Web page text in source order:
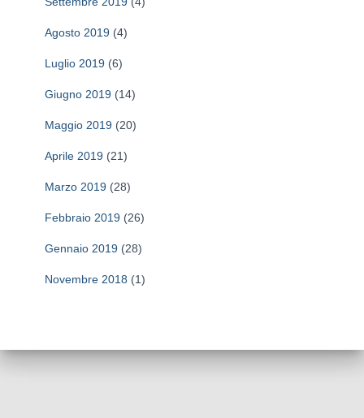
Agosto 2019 (4)
Luglio 2019 (6)
Giugno 2019 (14)
Maggio 2019 (20)
Aprile 2019 (21)
Marzo 2019 (28)
Febbraio 2019 (26)
Gennaio 2019 (28)
Novembre 2018 (1)